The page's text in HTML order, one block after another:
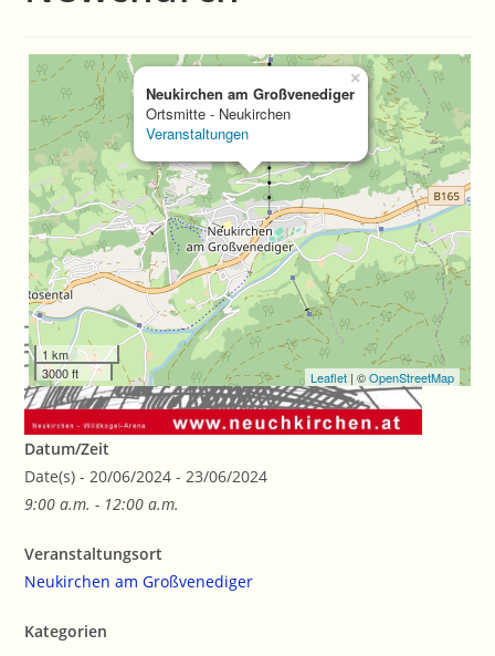
Neukirchen am Großvenediger
Ortsmitte - Neukirchen
Veranstaltungen
×
1 km
3000 ft
Leaflet| ©OpenStreetMap
Datum/Zeit
Date(s) - 20/06/2024 - 23/06/2024
9:00 a.m. - 12:00 a.m.
Veranstaltungsort
Neukirchen am Großvenediger
Kategorien